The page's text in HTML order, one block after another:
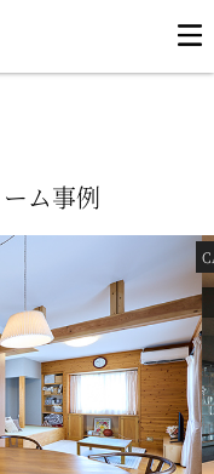
ム事例